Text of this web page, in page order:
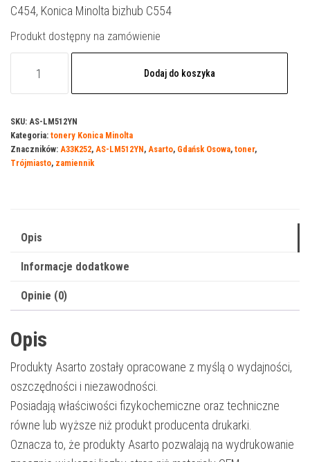
C454, Konica Minolta bizhub C554
Produkt dostępny na zamówienie
do
Konica-
Minolta
A33K252
26000
str.
|
yellow
Dodaj do koszyka
SKU: AS-LM512YN
Kategoria: tonery Konica Minolta
Znaczników: A33K252, AS-LM512YN, Asarto, Gdańsk Osowa, toner,
Trójmiasto, zamiennik
Opis
Informacje dodatkowe
Opinie (0)
Opis
Produkty Asarto zostały opracowane z myślą o wydajności,
oszczędności i niezawodności.
Posiadają właściwości fizykochemiczne oraz techniczne
równe lub wyższe niż produkt producenta drukarki.
Oznacza to, że produkty Asarto pozwalają na wydrukowanie